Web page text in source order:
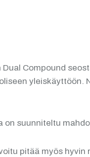
Compound
yleiskäyttöön.
on suunniteltu
pitää myös